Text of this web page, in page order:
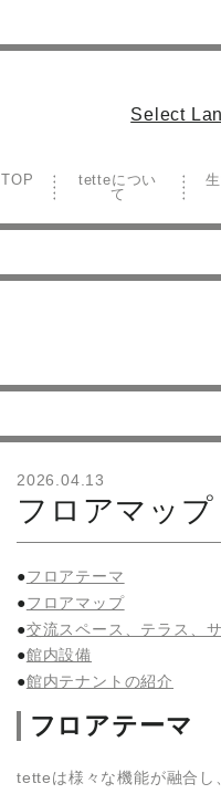
Select
TOP
tetteについ
て
2026.04.13
フロアマップ
フロアテーマ
フロアマップ
交流スペース、テラス、
館内設備
館内テナントの紹介
フロアテーマ
tetteは様々な機能が融合し